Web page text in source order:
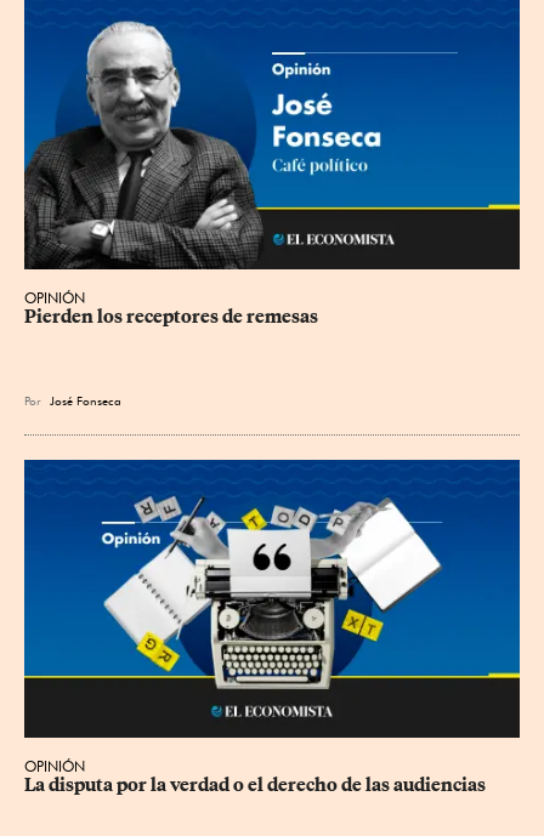
OPINIÓN
Pierden los receptores de remesas
Por José Fonseca
OPINIÓN
La disputa por la verdad o el derecho de las audiencias